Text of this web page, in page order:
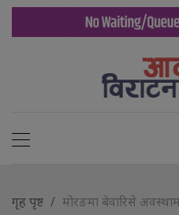
गृह पृष्ट मोरङमा बेवारिसे